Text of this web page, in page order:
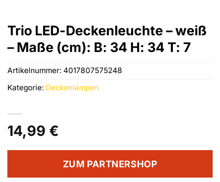
Trio LED-Deckenleuchte – weiß
– Maße (cm): B: 34 H: 34 T: 7
14,99 €
ZUM PARTNERSHOP
Artikelnummer: 4017807575248
Kategorie: Deckenlampen